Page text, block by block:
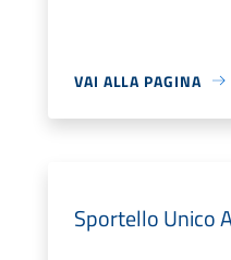
VAI ALLA PAGINA
Sportello Unico